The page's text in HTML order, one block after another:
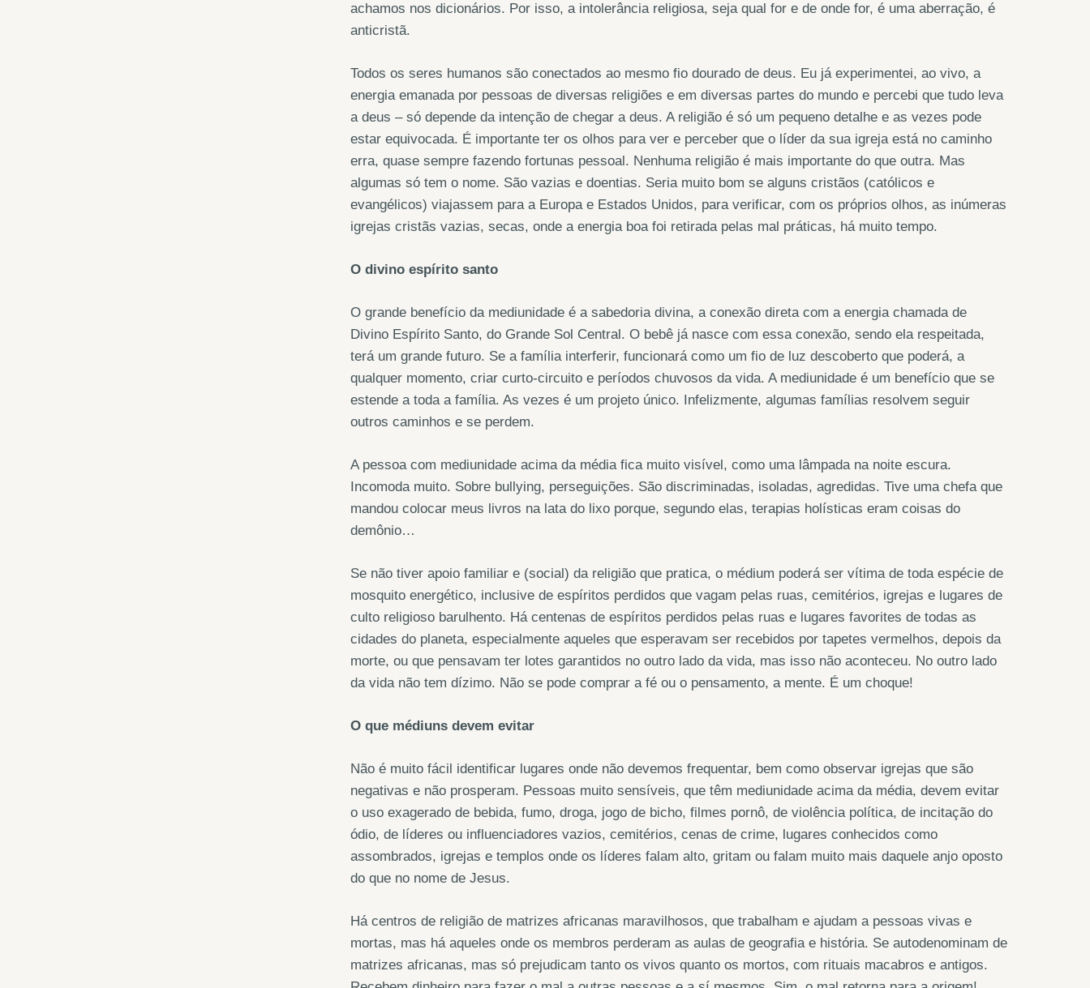
achamos nos dicionários. Por isso, a intolerância religiosa, seja qual for e de onde for, é uma aberração, é
anticristã.
Todos os seres humanos são conectados ao mesmo fio dourado de deus. Eu já experimentei, ao vivo, a
energia emanada por pessoas de diversas religiões e em diversas partes do mundo e percebi que tudo leva
a deus – só depende da intenção de chegar a deus. A religião é só um pequeno detalhe e as vezes pode
estar equivocada. É importante ter os olhos para ver e perceber que o líder da sua igreja está no caminho
erra, quase sempre fazendo fortunas pessoal. Nenhuma religião é mais importante do que outra. Mas
algumas só tem o nome. São vazias e doentias. Seria muito bom se alguns cristãos (católicos e
evangélicos) viajassem para a Europa e Estados Unidos, para verificar, com os próprios olhos, as inúmeras
igrejas cristãs vazias, secas, onde a energia boa foi retirada pelas mal práticas, há muito tempo.
O divino espírito santo
O grande benefício da mediunidade é a sabedoria divina, a conexão direta com a energia chamada de
Divino Espírito Santo, do Grande Sol Central. O bebê já nasce com essa conexão, sendo ela respeitada,
terá um grande futuro. Se a família interferir, funcionará como um fio de luz descoberto que poderá, a
qualquer momento, criar curto-circuito e períodos chuvosos da vida. A mediunidade é um benefício que se
estende a toda a família. As vezes é um projeto único. Infelizmente, algumas famílias resolvem seguir
outros caminhos e se perdem.
A pessoa com mediunidade acima da média fica muito visível, como uma lâmpada na noite escura.
Incomoda muito. Sobre bullying, perseguições. São discriminadas, isoladas, agredidas. Tive uma chefa que
mandou colocar meus livros na lata do lixo porque, segundo elas, terapias holísticas eram coisas do
demônio…
Se não tiver apoio familiar e (social) da religião que pratica, o médium poderá ser vítima de toda espécie de
mosquito energético, inclusive de espíritos perdidos que vagam pelas ruas, cemitérios, igrejas e lugares de
culto religioso barulhento. Há centenas de espíritos perdidos pelas ruas e lugares favorites de todas as
cidades do planeta, especialmente aqueles que esperavam ser recebidos por tapetes vermelhos, depois da
morte, ou que pensavam ter lotes garantidos no outro lado da vida, mas isso não aconteceu. No outro lado
da vida não tem dízimo. Não se pode comprar a fé ou o pensamento, a mente. É um choque!
O que médiuns devem evitar
Não é muito fácil identificar lugares onde não devemos frequentar, bem como observar igrejas que são
negativas e não prosperam. Pessoas muito sensíveis, que têm mediunidade acima da média, devem evitar
o uso exagerado de bebida, fumo, droga, jogo de bicho, filmes pornô, de violência política, de incitação do
ódio, de líderes ou influenciadores vazios, cemitérios, cenas de crime, lugares conhecidos como
assombrados, igrejas e templos onde os líderes falam alto, gritam ou falam muito mais daquele anjo oposto
do que no nome de Jesus.
Há centros de religião de matrizes africanas maravilhosos, que trabalham e ajudam a pessoas vivas e
mortas, mas há aqueles onde os membros perderam as aulas de geografia e história. Se autodenominam de
matrizes africanas, mas só prejudicam tanto os vivos quanto os mortos, com rituais macabros e antigos.